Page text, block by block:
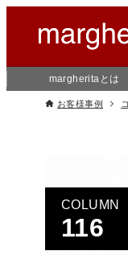
margheritaとは
お客様事例
COLUMN
116